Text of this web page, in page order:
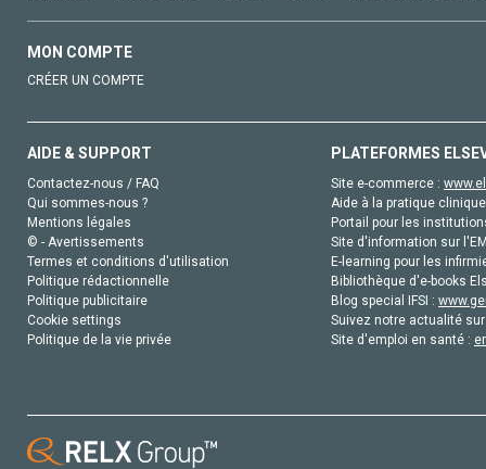
MON COMPTE
CRÉER UN COMPTE
AIDE & SUPPORT
Contactez-nous / FAQ
Qui sommes-nous ?
Mentions légales
© - Avertissements
Termes et conditions d'utilisation
Politique rédactionnelle
Politique publicitaire
Cookie settings
Politique de la vie privée
PLATEFORMES
Site e-commerce :
Aide à la pratique
Portail pour les
Site d'information sur
E-learning pour les
Bibliothèque d'e-books
Blog special IFSI :
Suivez notre actualité
Site d'emploi en santé :